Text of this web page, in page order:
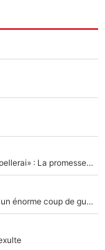
Mercato - OM - «Dès que je prends un club, je t’appellerai» : La promesse de Marcelino au moment de claquer la porte
Victime de racisme contre Murray, Kyrgios pousse un énorme coup de gueule !